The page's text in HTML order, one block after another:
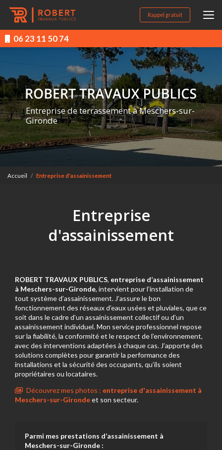
contenu
principal
06 23 11 50 74
Rappel gratuit
Entreprise de terrassement à Meschers-sur-
Gironde
Accueil Entreprise d'assainissement
Entreprise
d'assainissement
ROBERT TRAVAUX PUBLICS, entreprise d’assainissement
à Meschers-sur-Gironde, intervient pour l’installation de
tout système d’assainissement. J’assure le bon
fonctionnement des réseaux d’eaux usées et pluviales, que ce
soit dans le cadre d’un assainissement collectif ou d’un
assainissement individuel. Mon service professionnel repose
sur la fiabilité, la conformité et le respect de l’environnement,
avec des interventions adaptées à chaque cas. J’apporte des
solutions complètes pour garantir la performance des
installations et la sécurité des occupants, qu’ils soient
propriétaires ou locataires.
Découvrez mes photos : entreprise d'assainissement à
Meschers-sur-Girondeet son secteur.
Parmi mes prestations d’assainissement à
Meschers-sur-Gironde :